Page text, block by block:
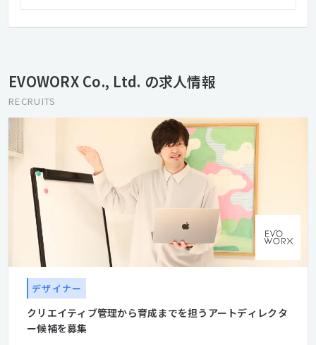
活動、業界の垣根を超えて、多種多様のパートナーとの協業によ
り、高い次元でのコミュニケーションデザインを遂行できる体制
デザインする。それがエヴォワークスです。
EVOWORX Co., Ltd. の求人情報
RECRUITS
デザイナー
クリエイティブ管理から育成までを担うアートディレクタ
ー候補を募集